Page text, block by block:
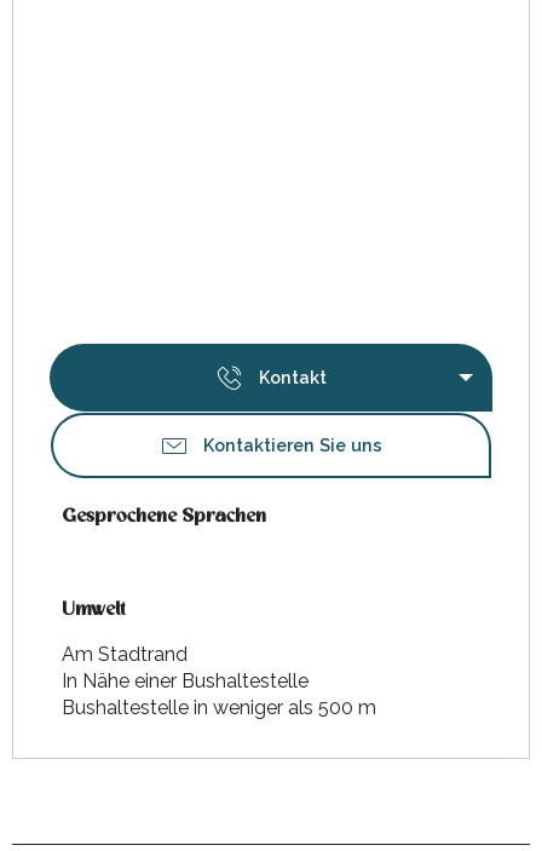
Kontakt
Kontaktieren Sie uns
Gesprochene Sprachen
Gesprochene Sprachen
Umwelt
Umwelt
Am Stadtrand
In Nähe einer Bushaltestelle
Bushaltestelle in weniger als 500 m